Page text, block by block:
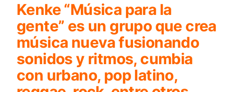
Kenke “Música para la
gente” es un grupo que crea
música nueva fusionando
sonidos y ritmos, cumbia
con urbano, pop latino,